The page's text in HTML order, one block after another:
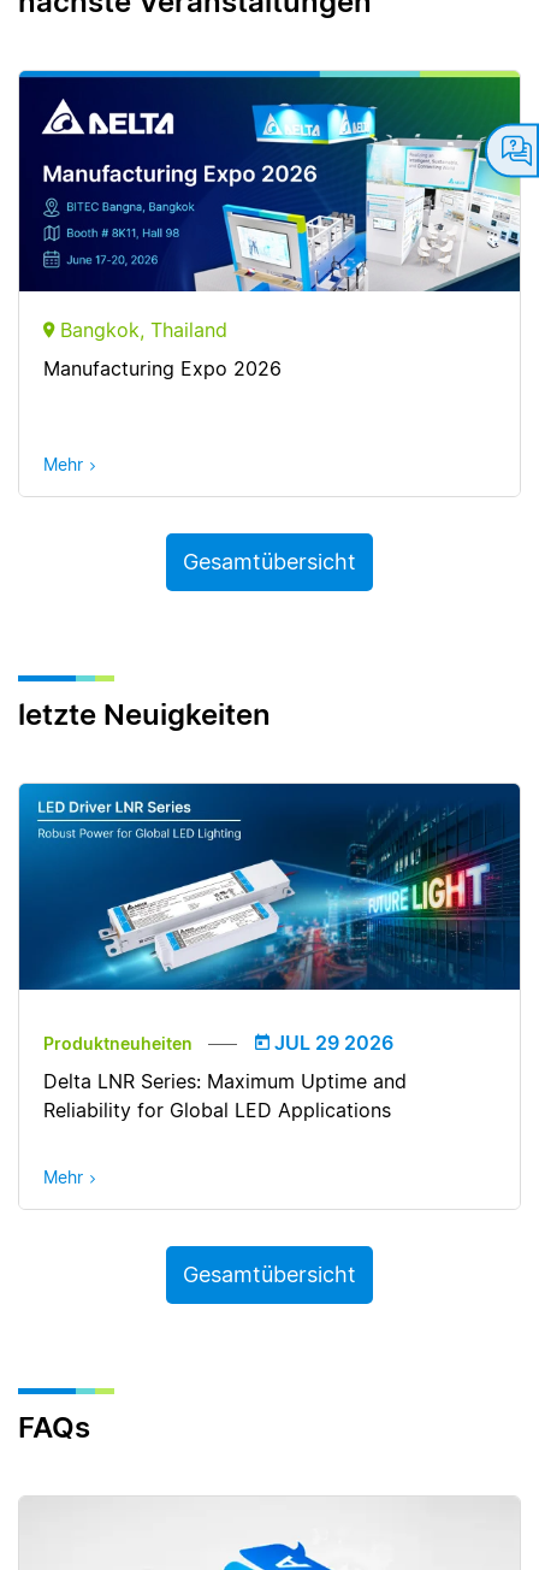
Bangkok, Thailand
Manufacturing Expo 2026
Mehr
Gesamtübersicht
letzte Neuigkeiten
Produktneuheiten
JUL 29 2026
Delta LNR Series: Maximum Uptime and
Reliability for Global LED Applications
Mehr
Gesamtübersicht
FAQs